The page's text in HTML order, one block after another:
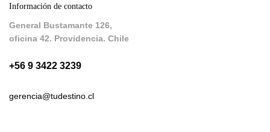
Información de contacto
General Bustamante 126,
oficina 42. Providencia. Chile
+56 9 3422 3239
gerencia@tudestino.cl